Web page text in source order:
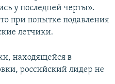
у последней черты».
при попытке подавления
летчики.
находящейся в
российский лидер не